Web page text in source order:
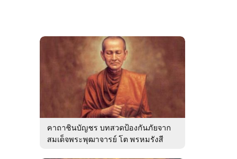
คาถาชินบัญชร บทสวดป้องกันภัยจาก
สมเด็จพระพุฒาจารย์ โต พรหมรังสี